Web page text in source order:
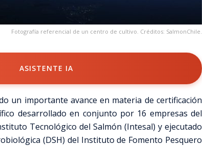
Fotografía referencial de un centro de cultivo. Créditos: SalmonChile.
ASISTENTE IA
un importante avance en materia de certificación
desarrollado en conjunto por 16 empresas del
Tecnológico del Salmón (Intesal) y ejecutado
(DSH) del Instituto de Fomento Pesquero